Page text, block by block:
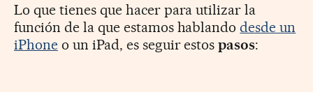
Lo que tienes que hacer para utilizar la
función de la que estamos hablandodesde un
iPhoneo un iPad, es seguir estospasos: